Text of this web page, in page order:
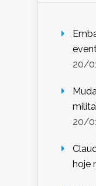
20/
20/
hoje